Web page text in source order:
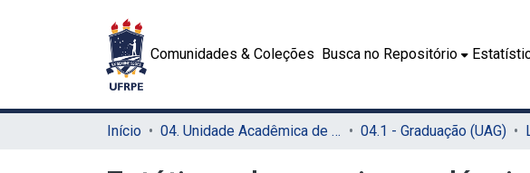
Comunidades & Coleções Busca no Repositório
Início 04. Unidade Acadêmica de Garanhuns (UAG) 04.1 - Graduação (UAG)